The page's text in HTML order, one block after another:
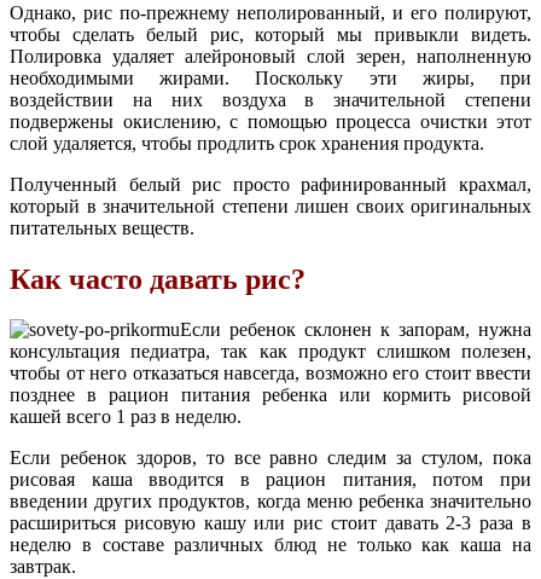
Однако, рис по-прежнему неполированный, и его полируют,
чтобы сделать белый рис, который мы привыкли видеть.
Полировка удаляет алейроновый слой зерен, наполненную
необходимыми жирами. Поскольку эти жиры, при
воздействии на них воздуха в значительной степени
подвержены окислению, с помощью процесса очистки этот
слой удаляется, чтобы продлить срок хранения продукта.
Полученный белый рис просто рафинированный крахмал,
который в значительной степени лишен своих оригинальных
питательных веществ.
Как часто давать рис?
Если ребенок склонен к запорам, нужна
консультация педиатра, так как продукт слишком полезен,
чтобы от него отказаться навсегда, возможно его стоит ввести
позднее в рацион питания ребенка или кормить рисовой
кашей всего 1 раз в неделю.
Если ребенок здоров, то все равно следим за стулом, пока
рисовая каша вводится в рацион питания, потом при
введении других продуктов, когда меню ребенка значительно
расшириться рисовую кашу или рис стоит давать 2-3 раза в
неделю в составе различных блюд не только как каша на
завтрак.